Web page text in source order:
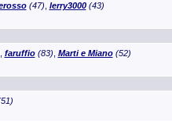
(47), lerry3000(43)
, faruffio(83), Marti e Miano(52)